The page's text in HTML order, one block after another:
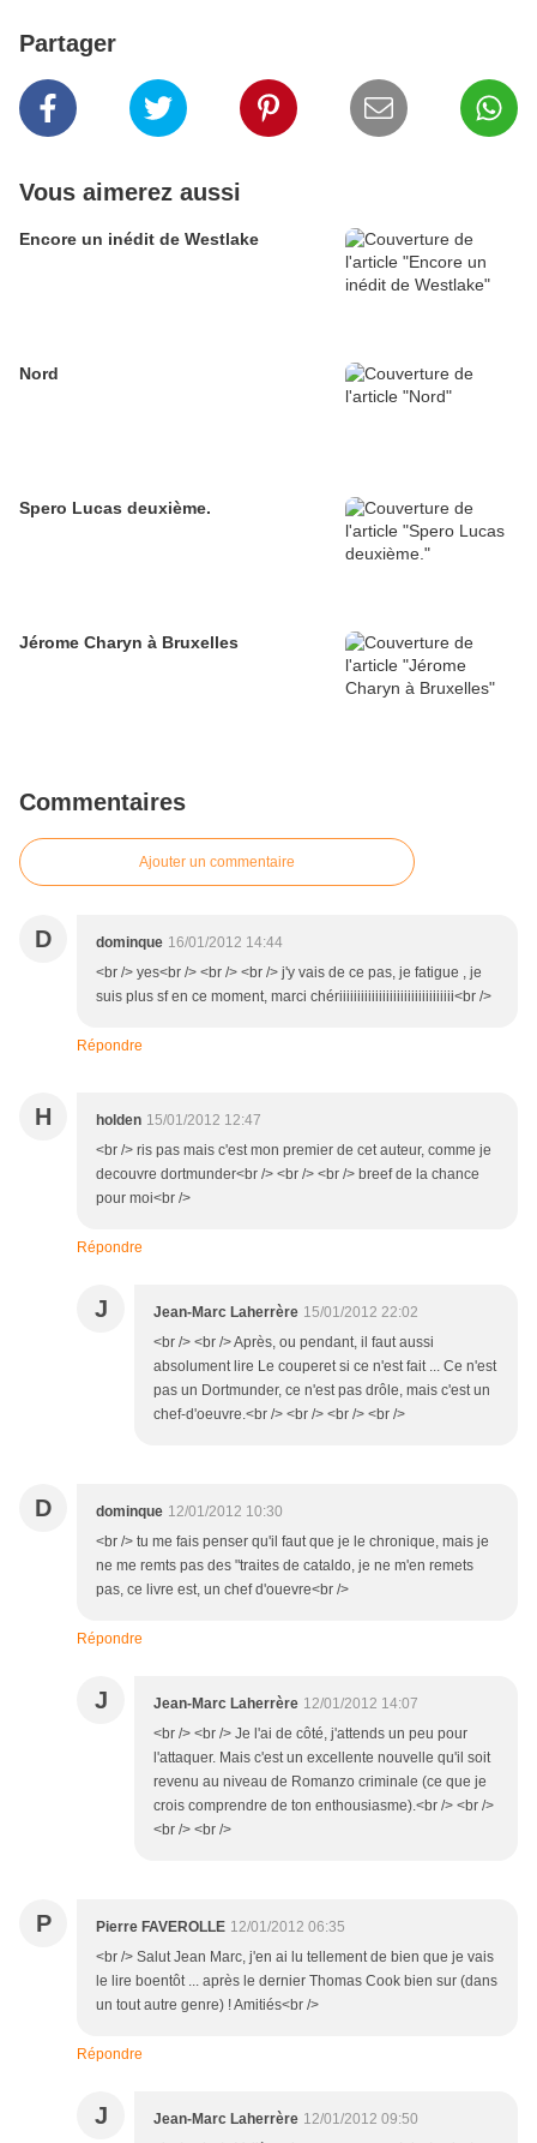
Partager
Vous aimerez aussi
Encore un inédit de Westlake
Nord
Spero Lucas deuxième.
Jérome Charyn à Bruxelles
Commentaires
Ajouter un commentaire
D dominque 16/01/2012 14:44
<br /> yes<br /> <br /> <br /> j'y vais de ce pas, je fatigue , je
suis plus sf en ce moment, marci chériiiiiiiiiiiiiiiiiiiiiiiiiiiiiiii<br />
Répondre
H holden 15/01/2012 12:47
<br /> ris pas mais c'est mon premier de cet auteur, comme je
decouvre dortmunder<br /> <br /> <br /> breef de la chance
pour moi<br />
Répondre
J Jean-Marc Laherrère 15/01/2012 22:02
<br /> <br /> Après, ou pendant, il faut aussi
absolument lire Le couperet si ce n'est fait ... Ce n'est
pas un Dortmunder, ce n'est pas drôle, mais c'est un
chef-d'oeuvre.<br /> <br /> <br /> <br />
D dominque 12/01/2012 10:30
<br /> tu me fais penser qu'il faut que je le chronique, mais je
ne me remts pas des "traites de cataldo, je ne m'en remets
pas, ce livre est, un chef d'ouevre<br />
Répondre
J Jean-Marc Laherrère 12/01/2012 14:07
<br /> <br /> Je l'ai de côté, j'attends un peu pour
l'attaquer. Mais c'est un excellente nouvelle qu'il soit
revenu au niveau de Romanzo criminale (ce que je
crois comprendre de ton enthousiasme).<br /> <br />
<br /> <br />
P Pierre FAVEROLLE 12/01/2012 06:35
<br /> Salut Jean Marc, j'en ai lu tellement de bien que je vais
le lire boentôt ... après le dernier Thomas Cook bien sur (dans
un tout autre genre) ! Amitiés<br />
Répondre
J Jean-Marc Laherrère 12/01/2012 09:50